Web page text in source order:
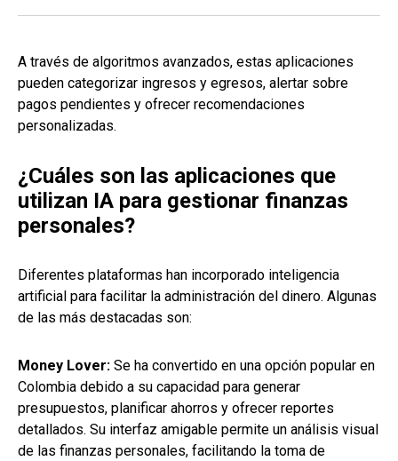
A través de algoritmos avanzados, estas aplicaciones
pueden categorizar ingresos y egresos, alertar sobre
pagos pendientes y ofrecer recomendaciones
personalizadas.
¿Cuáles son las aplicaciones que
utilizan IA para gestionar finanzas
personales?
Diferentes plataformas han incorporado inteligencia
artificial para facilitar la administración del dinero. Algunas
de las más destacadas son:
Money Lover: Se ha convertido en una opción popular en
Colombia debido a su capacidad para generar
presupuestos, planificar ahorros y ofrecer reportes
detallados. Su interfaz amigable permite un análisis visual
de las finanzas personales, facilitando la toma de